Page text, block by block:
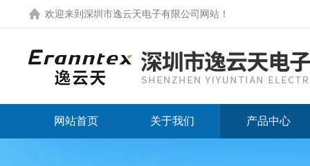
欢迎来到 深圳市逸云天电子有限公司网站 ！
网站首页 关于我们 产品中心